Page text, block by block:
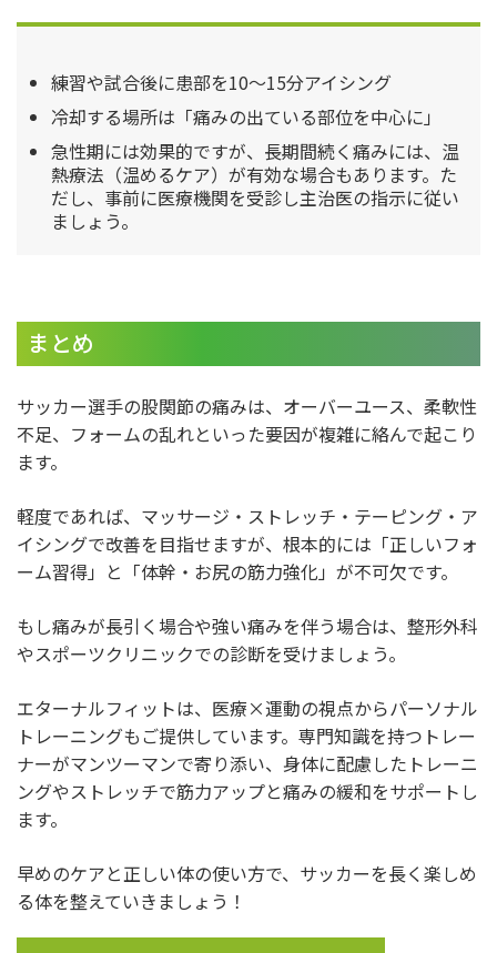
練習や試合後に患部を10〜15分アイシング
冷却する場所は「痛みの出ている部位を中心に」
急性期には効果的ですが、長期間続く痛みには、温
熱療法（温めるケア）が有効な場合もあります。た
だし、事前に医療機関を受診し主治医の指示に従い
ましょう。
まとめ
サッカー選手の股関節の痛みは、オーバーユース、柔軟性
不足、フォームの乱れといった要因が複雑に絡んで起こり
ます。
軽度であれば、マッサージ・ストレッチ・テーピング・ア
イシングで改善を目指せますが、根本的には「正しいフォ
ーム習得」と「体幹・お尻の筋力強化」が不可欠です。
もし痛みが長引く場合や強い痛みを伴う場合は、整形外科
やスポーツクリニックでの診断を受けましょう。
エターナルフィットは、医療×運動の視点からパーソナル
トレーニングもご提供しています。専門知識を持つトレー
ナーがマンツーマンで寄り添い、身体に配慮したトレーニ
ングやストレッチで筋力アップと痛みの緩和をサポートし
ます。
早めのケアと正しい体の使い方で、サッカーを長く楽しめ
る体を整えていきましょう！